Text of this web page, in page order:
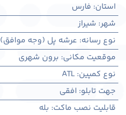
استان: فارس
شهر: شيراز
نوع رسانه: عرشه پل (وجه موافق)
موقعیت مکانی: برون شهری
نوع کمپین:
ATL
جهت تابلو: افقی
قابلیت نصب ماکت: بله